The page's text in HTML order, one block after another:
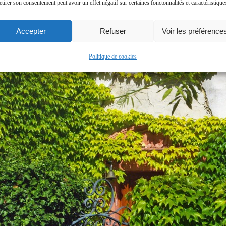
son consentement peut avoir un effet négatif sur certaines fonctonnalités et
Accepter Refuser Voir les
Politique de cookies